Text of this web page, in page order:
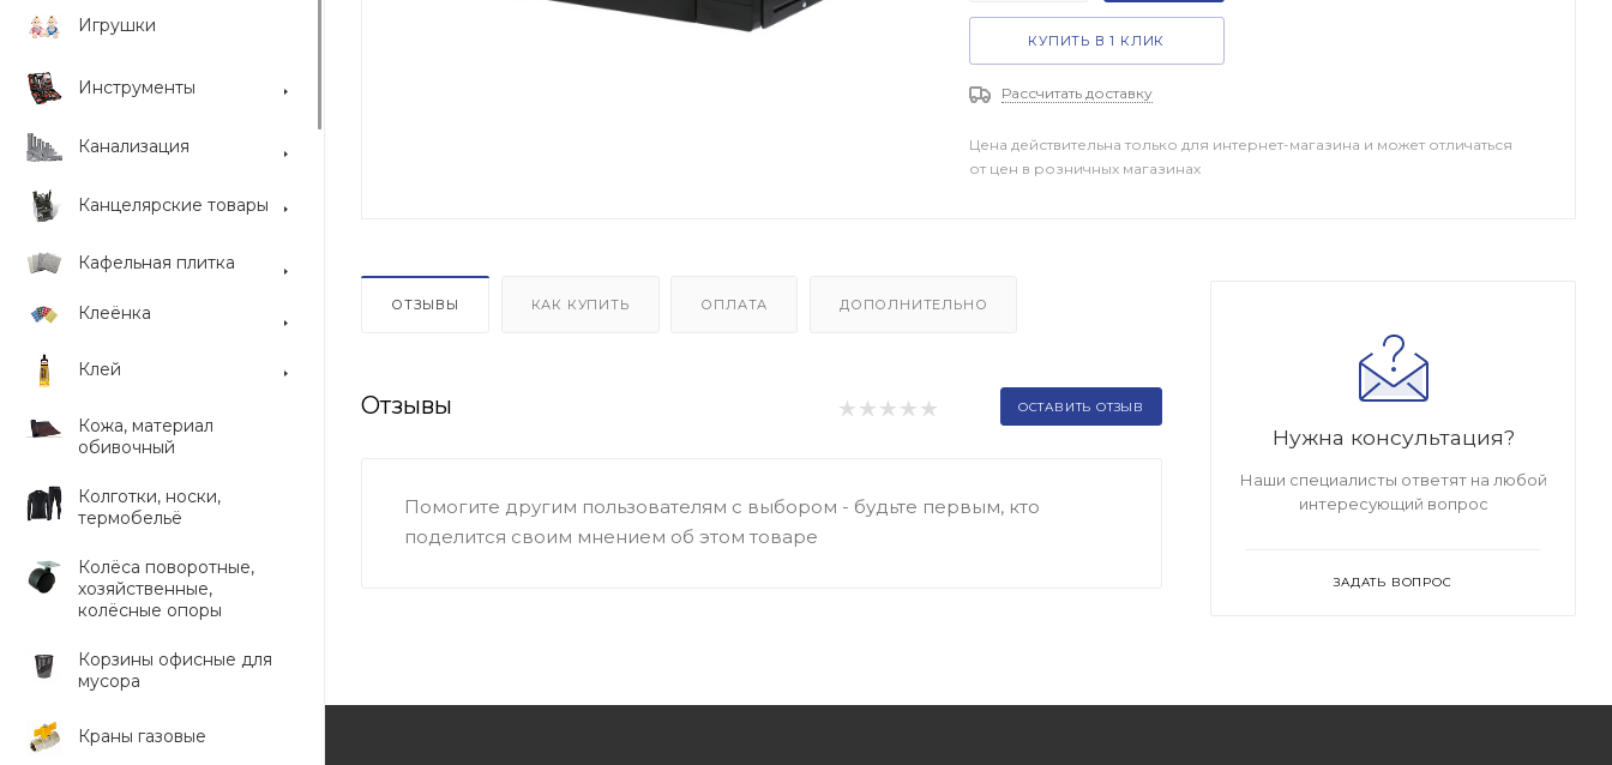
Игрушки
Инструменты
Канализация
Канцелярские товары
Кафельная плитка
Клеёнка
Клей
Кожа, материал
обивочный
Колготки, носки,
термобельё
Колёса поворотные,
хозяйственные,
колёсные опоры
Корзины офисные для
мусора
Краны газовые
КУПИТЬ В 1 КЛИК
Рассчитать доставку
Цена действительна только для интернет-магазина и может отличаться
от цен в розничных магазинах
ОТЗЫВЫ КАК КУПИТЬ ОПЛАТА ДОПОЛНИТЕЛЬНО
Отзывы ОСТАВИТЬ ОТЗЫВ
Помогите другим пользователям с выбором - будьте первым, кто
поделится своим мнением об этом товаре
Нужна консультация?
Наши специалисты ответят на любой
интересующий вопрос
ЗАДАТЬ ВОПРОС